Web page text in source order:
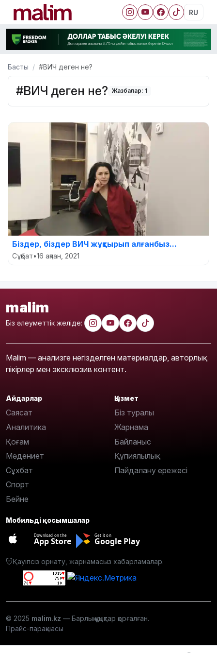
RU
Басты #ВИЧ деген не?
#ВИЧ деген не? Жазбалар: 1
Біздер, біздер ВИЧ жұқтырып алғанбыз...
Сұқбат•16 ақпан, 2021
malim
Біз әлеуметтік желіде:
Malim — анализге негізделген материалдар, авторлық
пікірлер мен эксклюзив контент.
Айдарлар
Саясат
Аналитика
Қоғам
Мәдениет
Сұхбат
Спорт
Бейне
Қызмет
Біз туралы
Жарнама
Байланыс
Құпиялылық
Пайдалану ережесі
Мобильді қосымшалар
Download on the
App Store
Get it on
Google Play
Қауіпсіз орнату, жарнамасыз хабарламалар.
© 2025 malim.kz — Барлық құқықтар қорғалған.
Прайс-парақшасы